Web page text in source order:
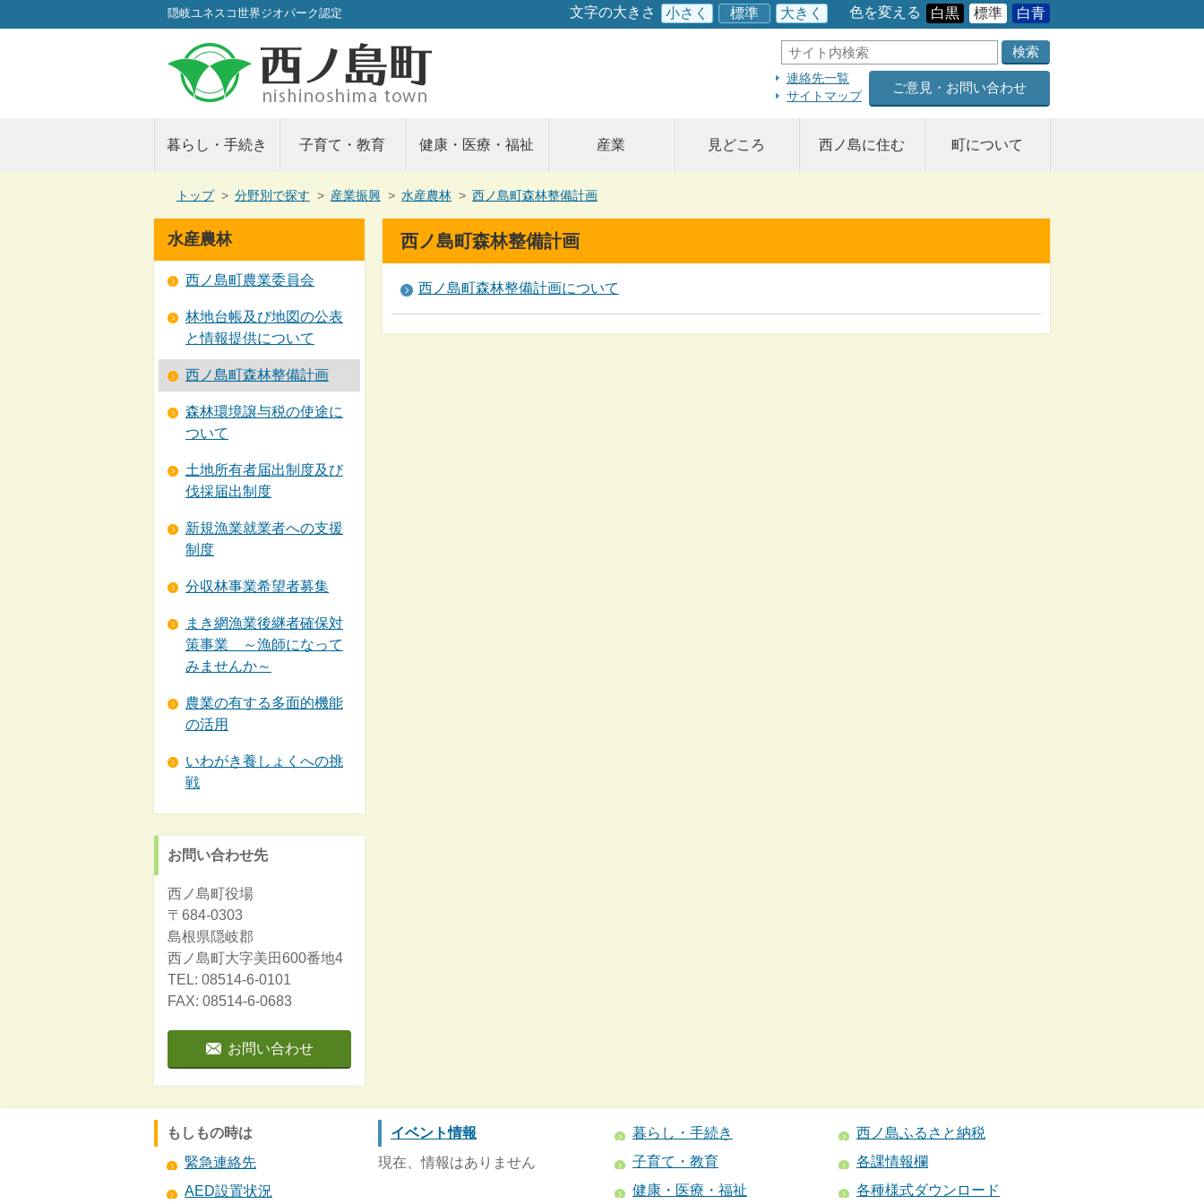
このページの本文へ
隠岐ユネスコ世界ジオパーク認定 文字の大きさ 小さく 標準 大きく 色を変える 白黒 標準 白青
サ
イ
ト
内
検
連絡先一覧
サイトマップ
ご意見・お問い合わせ
暮らし・手続き 子育て・教育 健康・医療・福祉 産業 見どころ 西ノ島に住む 町について
現
の
位
置：
トップ > 分野別で探す > 産業振興 > 水産農林 > 西ノ島町森林整備計画
西ノ島町森林整備計画
西ノ島町森林整備計画について
水産農林
西ノ島町農業委員会
林地台帳及び地図の公表
と情報提供について
西ノ島町森林整備計画
森林環境譲与税の使途に
ついて
土地所有者届出制度及び
伐採届出制度
新規漁業就業者への支援
制度
分収林事業希望者募集
まき網漁業後継者確保対
策事業 ～漁師になって
みませんか～
農業の有する多面的機能
の活用
いわがき養しょくへの挑
戦
お問い合わせ先
西ノ島町役場
〒684-0303
島根県隠岐郡
西ノ島町大字美田600番地4
TEL: 08514-6-0101
FAX: 08514-6-0683
お問い合わせ
もしもの時は
緊急連絡先
AED設置状況
イベント情報
現在、情報はありません
暮らし・手続き
子育て・教育
健康・医療・福祉
西ノ島ふるさと納税
各課情報欄
各種様式ダウンロード